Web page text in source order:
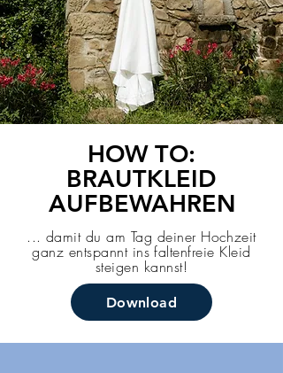
HOW TO:
BRAUTKLEID
AUFBEWAHREN
... damit du am Tag deiner Hochzeit
ganz entspannt ins faltenfreie Kleid
steigen kannst!
Download